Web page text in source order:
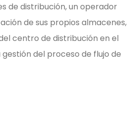
de distribución, un operador
de sus propios almacenes,
centro de distribución en el
del proceso de flujo de